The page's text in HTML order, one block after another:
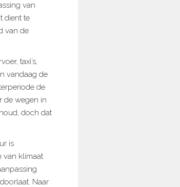
van
dient te
van de
taxi’s,
vandaag de
de
de wegen in
doch dat
is
van klimaat
Naar